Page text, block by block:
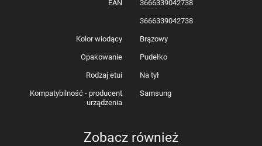
EAN 3666339042738
3666339042738
Kolor wiodący Brązowy
Opakowanie Pudełko
Rodzaj etui Na tył
Kompatybilność - producent
urządzenia
Samsung
Zobacz również